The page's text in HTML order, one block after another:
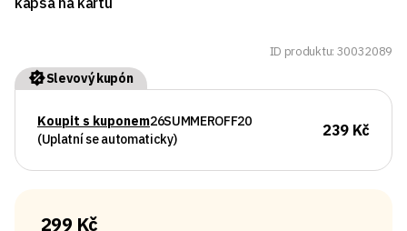
ID produktu: 30032089
Slevový kupón
Koupit s kuponem26SUMMEROFF20
(Uplatní se automaticky)
239 Kč
299 Kč